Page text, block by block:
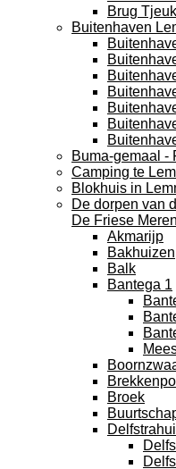
Brug
Buitenhaven
Buma-gemaal -
Camping te
Blokhuis in
De dorpen van
De Friese Meren
Akmarijp
Bakhuizen
Balk
Bantega 1
Broek